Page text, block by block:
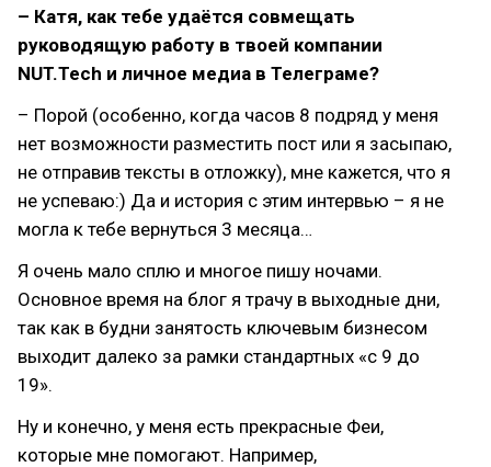
– Катя, как тебе удаётся совмещать
руководящую работу в твоей компании
NUT.Tech и личное медиа в Телеграме?
– Порой (особенно, когда часов 8 подряд у меня
нет возможности разместить пост или я засыпаю,
не отправив тексты в отложку), мне кажется, что я
не успеваю:) Да и история с этим интервью – я не
могла к тебе вернуться 3 месяца…
Я очень мало сплю и многое пишу ночами.
Основное время на блог я трачу в выходные дни,
так как в будни занятость ключевым бизнесом
выходит далеко за рамки стандартных «с 9 до
19».
Ну и конечно, у меня есть прекрасные Феи,
которые мне помогают. Например,